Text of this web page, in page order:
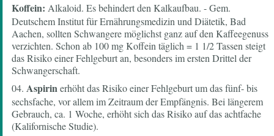
Koffein: Alkaloid. Es behindert den Kalkaufbau. - Gem.
Deutschem Institut für Ernährungsmedizin und Diätetik, Bad
Aachen, sollten Schwangere möglichst ganz auf den Kaffeegenuss
verzichten. Schon ab 100 mg Koffein täglich = 1 1/2 Tassen steigt
das Risiko einer Fehlgeburt an, besonders im ersten Drittel der
Schwangerschaft.
04. Aspirinerhöht das Risiko einer Fehlgeburt um das fünf- bis
sechsfache, vor allem im Zeitraum der Empfängnis. Bei längerem
Gebrauch, ca. 1 Woche, erhöht sich das Risiko auf das achtfache
(Kalifornische Studie).